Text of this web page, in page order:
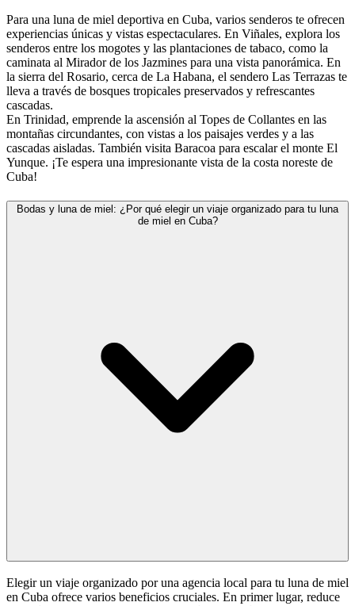
Para una luna de miel deportiva en Cuba, varios senderos te ofrecen
experiencias únicas y vistas espectaculares. En Viñales, explora los
senderos entre los mogotes y las plantaciones de tabaco, como la
caminata al Mirador de los Jazmines para una vista panorámica. En
la sierra del Rosario, cerca de La Habana, el sendero Las Terrazas te
lleva a través de bosques tropicales preservados y refrescantes
cascadas.
En Trinidad, emprende la ascensión al Topes de Collantes en las
montañas circundantes, con vistas a los paisajes verdes y a las
cascadas aisladas. También visita Baracoa para escalar el monte El
Yunque. ¡Te espera una impresionante vista de la costa noreste de
Cuba!
Bodas y luna de miel: ¿Por qué elegir un viaje organizado para tu luna
de miel en Cuba?
Elegir un viaje organizado por una agencia local para tu luna de miel
en Cuba ofrece varios beneficios cruciales. En primer lugar, reduce